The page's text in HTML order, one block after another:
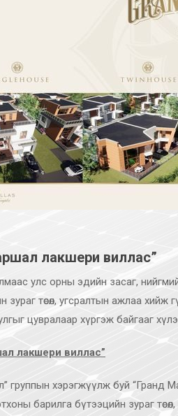
лакшери виллас”
улс орны эдийн засаг,
зураг төсөл, угсралтын ажлаа
цувралаар хүргэж байгааг
лакшери виллас”
группын хэрэгжүүлж буй “Гранд
барилга бүтээцийн зураг